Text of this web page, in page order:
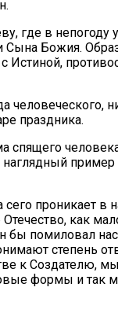
где в
Сына Божия.
Истиной,
человеческого,
праздника.
спящего
проникает в
как
помиловал
степень
к Создателю,
формы и так